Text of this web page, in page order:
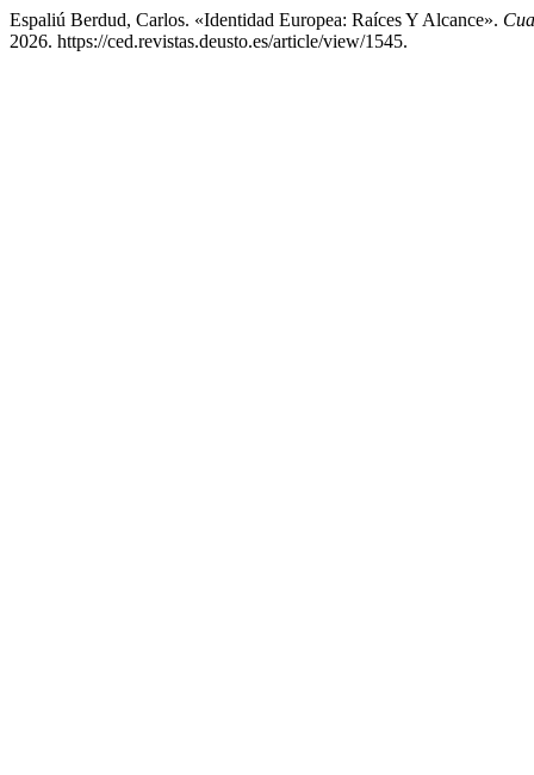
Espaliú Berdud, Carlos. «Identidad Europea: Raíces Y Alcance».
2026. https://ced.revistas.deusto.es/article/view/1545.